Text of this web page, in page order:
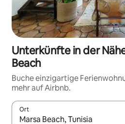
Unterkünfte in der
Beach
Buche einzigartige
mehr auf Airbnb.
Ort
Wenn Ergebnisse verfügbar